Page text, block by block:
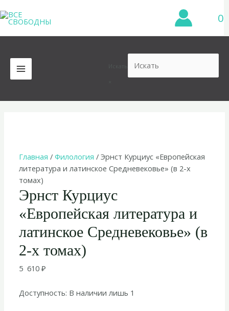
к
содержимому
0
MAIN
MENU
Главная /Филология / Эрнст Курциус «Европейская
литература и латинское Средневековье» (в 2-х
томах)
Эрнст Курциус
«Европейская литература и
латинское Средневековье» (в
2-х томах)
5 610₽
Доступность: В наличии лишь 1